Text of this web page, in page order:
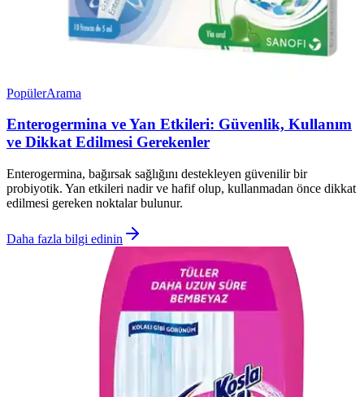
PopülerArama
Enterogermina ve Yan Etkileri: Güvenlik, Kullanım
ve Dikkat Edilmesi Gerekenler
Enterogermina, bağırsak sağlığını destekleyen güvenilir bir
probiyotik. Yan etkileri nadir ve hafif olup, kullanmadan önce dikkat
edilmesi gereken noktalar bulunur.
Daha fazla bilgi edinin